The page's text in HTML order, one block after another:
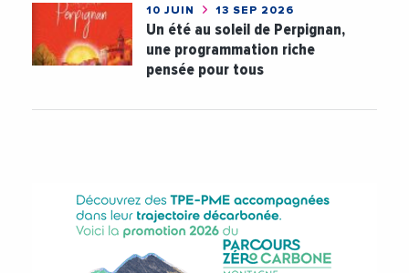
10 JUIN 13 SEP 2026
Un été au soleil de Perpignan,
une programmation riche
pensée pour tous